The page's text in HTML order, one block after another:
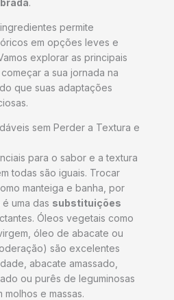
permite
em opções leves e
explorar as principais
a sua jornada na
que suas adaptações
sem Perder a Textura e
para o sabor e a textura
todas são iguais. Trocar
manteiga e banha, por
é uma das substituições
Óleos vegetais como
óleo de abacate ou
são excelentes
abacate amassado,
ou purês de leguminosas
e massas.